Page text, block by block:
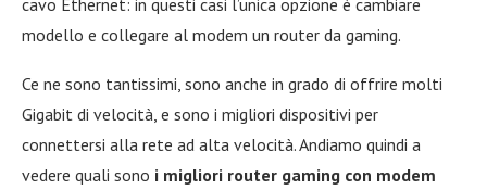
modello e collegare al modem un router da gaming.
Ce ne sono tantissimi, sono anche in grado di offrire molti
Gigabit di velocità, e sono i migliori dispositivi per
connettersi alla rete ad alta velocità. Andiamo quindi a
vedere quali sono i migliori router gaming con modem